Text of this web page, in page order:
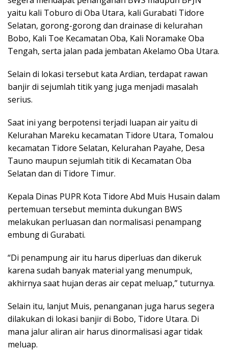
yaitu kali Toburo di Oba Utara, kali Gurabati Tidore
Selatan, gorong-gorong dan drainase di kelurahan
Bobo, Kali Toe Kecamatan Oba, Kali Noramake Oba
Tengah, serta jalan pada jembatan Akelamo Oba Utara.
Selain di lokasi tersebut kata Ardian, terdapat rawan
banjir di sejumlah titik yang juga menjadi masalah
serius.
Saat ini yang berpotensi terjadi luapan air yaitu di
Kelurahan Mareku kecamatan Tidore Utara, Tomalou
kecamatan Tidore Selatan, Kelurahan Payahe, Desa
Tauno maupun sejumlah titik di Kecamatan Oba
Selatan dan di Tidore Timur.
Kepala Dinas PUPR Kota Tidore Abd Muis Husain dalam
pertemuan tersebut meminta dukungan BWS
melakukan perluasan dan normalisasi penampang
embung di Gurabati.
“Di penampung air itu harus diperluas dan dikeruk
karena sudah banyak material yang menumpuk,
akhirnya saat hujan deras air cepat meluap,” tuturnya.
Selain itu, lanjut Muis, penanganan juga harus segera
dilakukan di lokasi banjir di Bobo, Tidore Utara. Di
mana jalur aliran air harus dinormalisasi agar tidak
meluap.